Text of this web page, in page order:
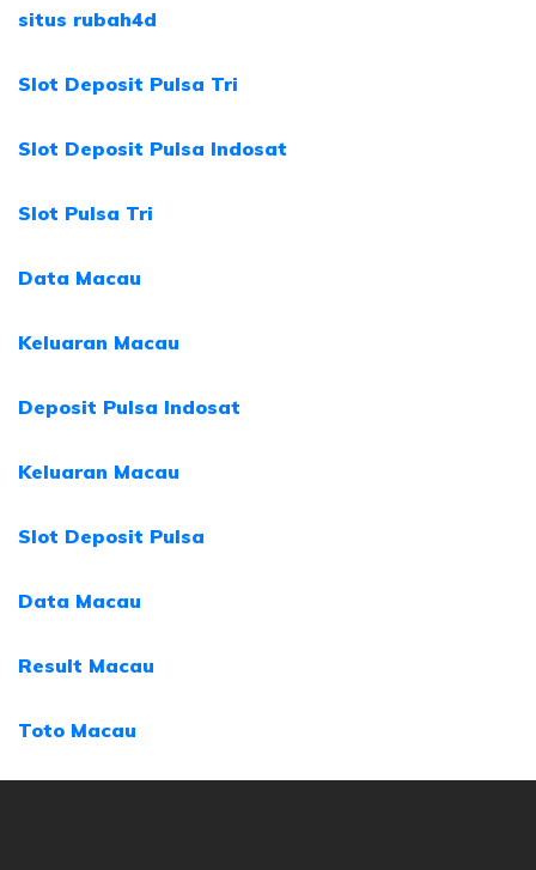
situs rubah4d
Slot Deposit Pulsa Tri
Slot Deposit Pulsa Indosat
Slot Pulsa Tri
Data Macau
Keluaran Macau
Deposit Pulsa Indosat
Keluaran Macau
Slot Deposit Pulsa
Data Macau
Result Macau
Toto Macau